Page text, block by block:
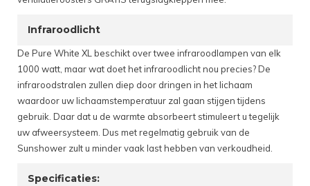
Infraroodlicht
De Pure White XL beschikt over twee infraroodlampen van elk
1000 watt, maar wat doet het infraroodlicht nou precies? De
infraroodstralen zullen diep door dringen in het lichaam
waardoor uw lichaamstemperatuur zal gaan stijgen tijdens
gebruik. Daar dat u de warmte absorbeert stimuleert u tegelijk
uw afweersysteem. Dus met regelmatig gebruik van de
Sunshower zult u minder vaak last hebben van verkoudheid.
Specificaties: